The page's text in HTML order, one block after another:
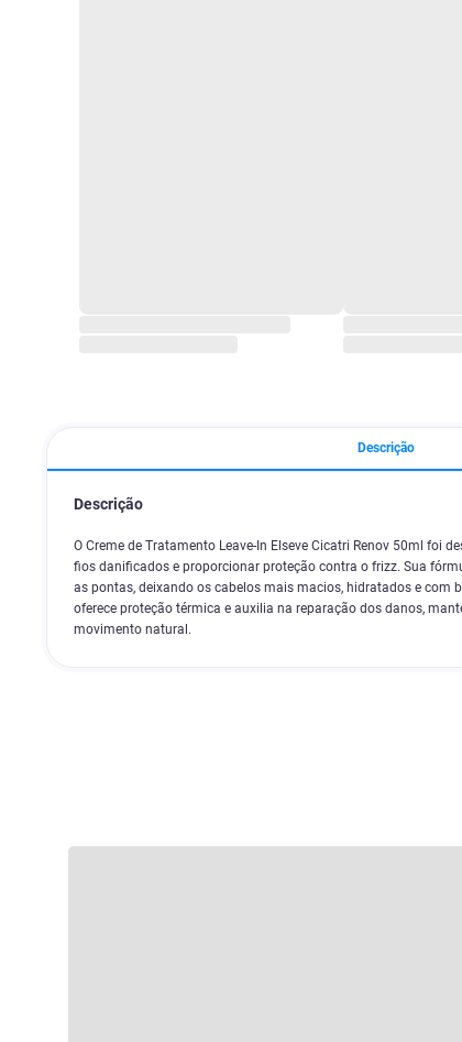
Descrição
Descrição
O Creme de Tratamento Leave-In Elseve Cicatri Renov 50ml foi
fios danificados e proporcionar proteção contra o frizz. Sua
as pontas, deixando os cabelos mais macios, hidratados e com
oferece proteção térmica e auxilia na reparação dos danos,
movimento natural.